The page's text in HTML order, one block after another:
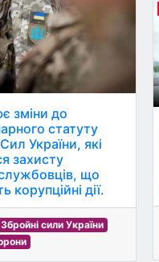
зміни до
статуту
України, які
захисту
що
корупційні дії.
Збройні сили України